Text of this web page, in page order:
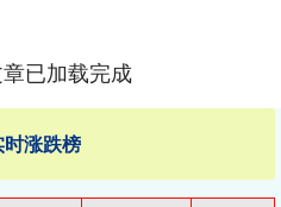
已加载完成
涨跌榜